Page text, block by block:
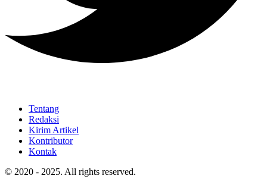
Tentang
Redaksi
Kirim Artikel
Kontributor
Kontak
© 2020 - 2025. All rights reserved.